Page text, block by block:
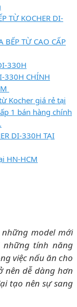
TỪ KOCHER DI-
BẾP TỪ CAO CẤP
330H
330H CHÍNH
Kocher giá rẻ tại
1 bán hàng chính
DI-330H TẠI
HN-HCM
model mới
những tính năng
việc nấu ăn cho
dễ dàng hơn
tạo nên sự sang